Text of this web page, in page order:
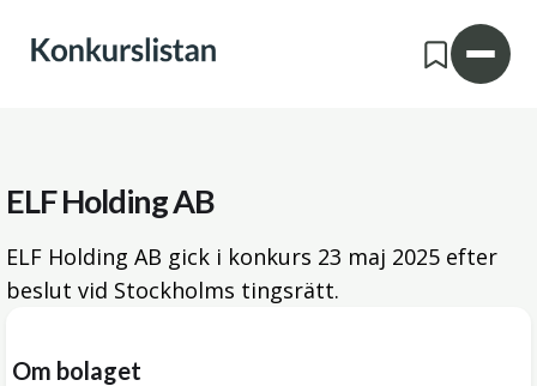
ELF Holding AB
ELF Holding AB gick i konkurs 23 maj 2025 efter
beslut vid Stockholms tingsrätt.
Om bolaget